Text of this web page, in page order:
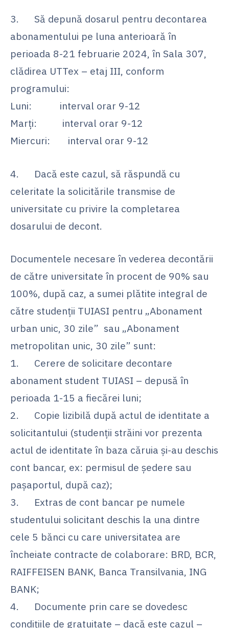
3. Să depună dosarul pentru decontarea
abonamentului pe luna anterioară în
perioada 8-21 februarie 2024, în Sala 307,
clădirea UTTex – etaj III, conform
programului:
Luni: interval orar 9-12
Marți: interval orar 9-12
Miercuri: interval orar 9-12
4. Dacă este cazul, să răspundă cu
celeritate la solicitările transmise de
universitate cu privire la completarea
dosarului de decont.
Documentele necesare în vederea decontării
de către universitate în procent de 90% sau
100%, după caz, a sumei plătite integral de
către studenții TUIASI pentru „Abonament
urban unic, 30 zile” sau „Abonament
metropolitan unic, 30 zile” sunt:
1. Cerere de solicitare decontare
abonament student TUIASI – depusă în
perioada 1-15 a fiecărei luni;
2. Copie lizibilă după actul de identitate a
solicitantului (studenții străini vor prezenta
actul de identitate în baza căruia și-au deschis
cont bancar, ex: permisul de ședere sau
pașaportul, după caz);
3. Extras de cont bancar pe numele
studentului solicitant deschis la una dintre
cele 5 bănci cu care universitatea are
încheiate contracte de colaborare: BRD, BCR,
RAIFFEISEN BANK, Banca Transilvania, ING
BANK;
4. Documente prin care se dovedesc
condițiile de gratuitate – dacă este cazul –